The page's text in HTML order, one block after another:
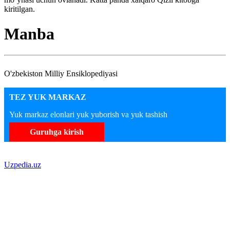
kiritilgan.
Manba
O'zbekiston Milliy Ensiklopediyasi
TEZ YUK MARKAZ
Yuk markaz elonlari yuk yuborish va yuk tashish
Guruhga kirish
Uzpedia.uz